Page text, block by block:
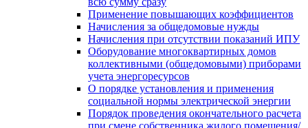
Применение повышающих коэффициентов
Начисления за общедомовые нужды
Начисления при отсутствии показаний ИПУ
Оборудование многоквартирных домов
коллективными (общедомовыми) приборами
учета энергоресурсов
О порядке установления и применения
социальной нормы электрической энергии
Порядок проведения окончательного расчета